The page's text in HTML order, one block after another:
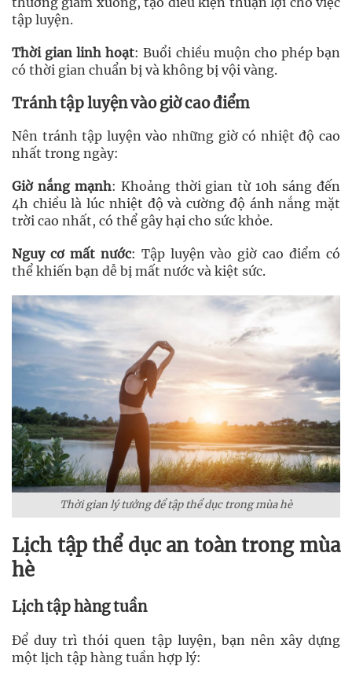
tập luyện.
Thời gian linh hoạt: Buổi chiều muộn cho phép bạn
có thời gian chuẩn bị và không bị vội vàng.
Tránh tập luyện vào giờ cao điểm
Nên tránh tập luyện vào những giờ có nhiệt độ cao
nhất trong ngày:
Giờ nắng mạnh: Khoảng thời gian từ 10h sáng đến
4h chiều là lúc nhiệt độ và cường độ ánh nắng mặt
trời cao nhất, có thể gây hại cho sức khỏe.
Nguy cơ mất nước: Tập luyện vào giờ cao điểm có
thể khiến bạn dễ bị mất nước và kiệt sức.
Thời gian lý tưởng để tập thể dục trong mùa hè
Lịch tập thể dục an toàn trong mùa
hè
Lịch tập hàng tuần
Để duy trì thói quen tập luyện, bạn nên xây dựng
một lịch tập hàng tuần hợp lý: